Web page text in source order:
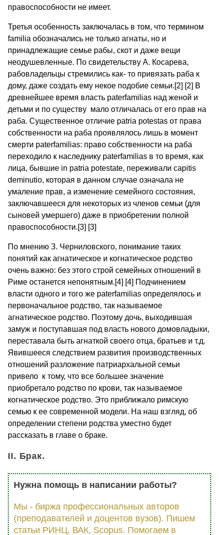
правоспособности не имеет.
Третья особенность заключалась в том, что термином
familia обозначались не только агнаты, но и
принадлежащие семье рабы, скот и даже вещи
неодушевленные. По свидетельству А. Косарева,
рабовладельцы стремились как- то привязать раба к
дому, даже создать ему некое подобие семьи.[2] [2] В
древнейшее время власть paterfamilias над женой и
детьми и по существу мало отличалась от его прав на
раба. Существенное отличие patria potestas от права
собственности на раба проявлялось лишь в момент
смерти paterfamilias: право собственности на раба
переходило к наследнику paterfamilias в то время, как
лица, бывшие in patria potestate, переживали capitis
deminutio, которая в данном случае означала не
умаление прав, а изменение семейного состояния,
заключавшееся для некоторых из членов семьи (для
сыновей умершего) даже в приобретении полной
правоспособности.[3] [3]
По мнению З. Черниловского, понимание таких
понятий как агнатическое и когнатическое родство
очень важно: без этого строй семейных отношений в
Риме останется непонятным.[4] [4] Подчинением
власти одного и того же paterfamilias определялось и
первоначальное родство, так называемое
агнатическое родство. Поэтому дочь, выходившая
замуж и поступавшая под власть нового домовладыки,
переставала быть агнаткой своего отца, братьев и т.д.
Явившееся следствием развития производственных
отношений разложение патриархальной семьи
привело к тому, что все большее значение
приобретало родство по крови, так называемое
когнатическое родство. Это приближало римскую
семью к ее современной модели. На наш взгляд, об
определении степени родства уместно будет
рассказать в главе о браке.
II. Брак.
Нужна помощь в написании работы?
Мы - биржа профессиональных авторов
(преподавателей и доцентов вузов). Пишем
статьи РИНЦ, ВАК, Scopus. Помогаем в